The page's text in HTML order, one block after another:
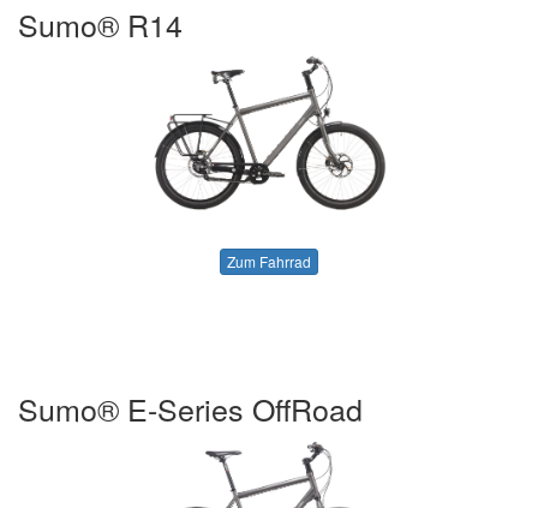
Sumo® R14
Zum Fahrrad
Sumo® E-Series OffRoad